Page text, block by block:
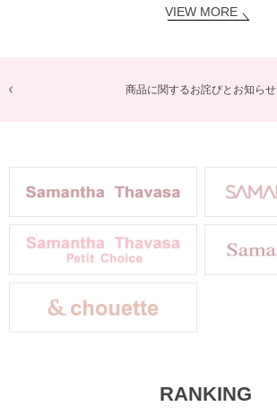
VIEW MORE
商品に関するお詫びとお知らせ
RANKING